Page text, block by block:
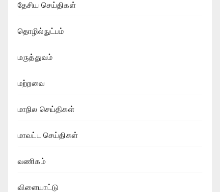
தேசிய செய்திகள்
தொழில்நுட்பம்
மருத்துவம்
மற்றவை
மாநில செய்திகள்
மாவட்ட செய்திகள்
வணிகம்
விளையாட்டு